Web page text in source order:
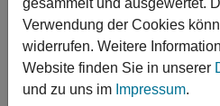
Konstanz:
KiKuZ
gesammelt und ausgewertet.
Verwendung der Cookies
widerrufen. Weitere
Website finden Sie in unserer
und zu uns im Impressum.